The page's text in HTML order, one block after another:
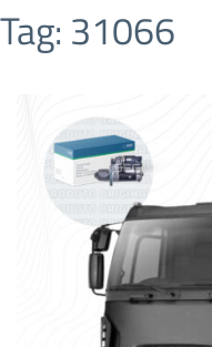
Tag: 31066